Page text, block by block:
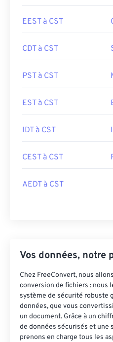
EEST à CST
CDT à CST
PST à CST
EST à CST
IDT à CST
CEST à CST
AEDT à CST
Vos données, notre
Chez FreeConvert, nous
conversion de fichiers : nous
système de sécurité robuste
données, que vous
un document. Grâce à un
de données sécurisés et une
prenons en charge tous les